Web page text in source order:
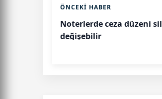
ÖNCEKI HABER
Noterlerde ceza düzeni
değişebilir